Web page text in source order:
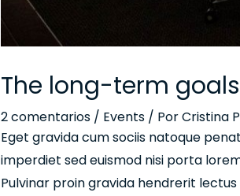
The long-term
2 comentarios / Events/ PorCristina
Eget gravida cum sociis natoque
imperdiet sed euismod nisi porta
Pulvinar proin gravida hendrerit